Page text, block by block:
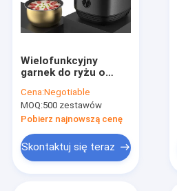
Wielofunkcyjny
garnek do ryżu o
Cena:Negotiable
MOQ:500 zestawów
Pobierz najnowszą cenę
Skontaktuj się teraz